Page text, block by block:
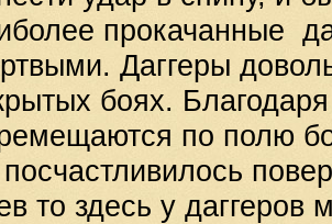
прокачанные
Даггеры
боях.
по полю
то здесь у даггеров